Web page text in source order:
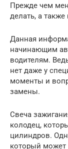
Прежде чем
делать, а
Данная
начинающим
водителям.
нет даже у
моменты и
замены.
Свеча
колодец,
цилиндров.
который может